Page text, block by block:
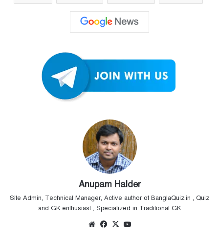
Anupam Halder
Site Admin, Technical Manager, Active author of BanglaQuiz.in , Quiz
and GK enthusiast , Specialized in Traditional GK
WebsiteFacebook
X